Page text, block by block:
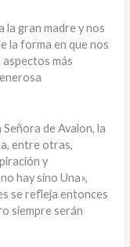
la gran madre y nos
la forma en que nos
más
de Avalon, la
entre otras,
y
hay sino Una»,
se refleja entonces
siempre serán